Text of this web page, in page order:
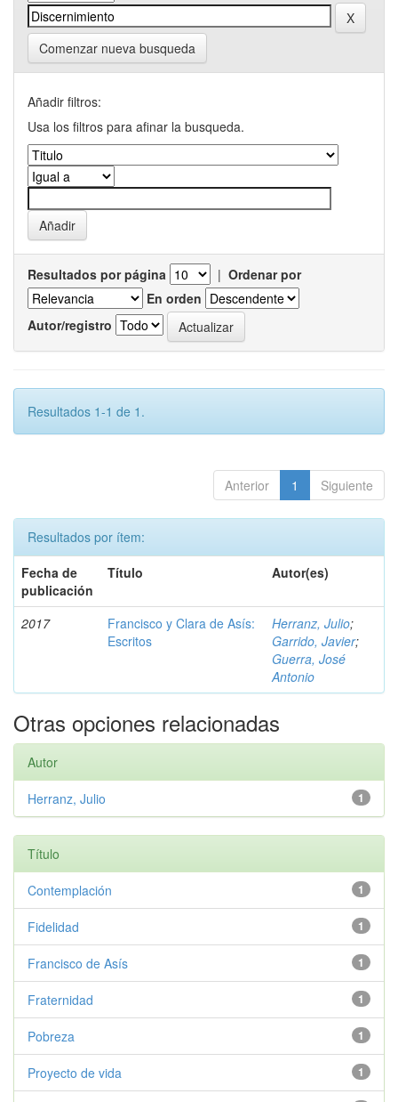
Comenzar nueva busqueda
Añadir filtros:
Usa los filtros para afinar la busqueda.
Resultados por página | Ordenar por
En orden
Autor/registro
Resultados 1-1 de 1.
Anterior 1 Siguiente
Resultados por ítem:
Fecha de
publicación
Título Autor(es)
2017
Francisco y Clara de Asís:
Escritos
Herranz, Julio;
Garrido, Javier;
Guerra, José
Antonio
Otras opciones relacionadas
Autor
1
Herranz, Julio
Título
1
Contemplación
1
Fidelidad
1
Francisco de Asís
1
Fraternidad
1
Pobreza
1
Proyecto de vida